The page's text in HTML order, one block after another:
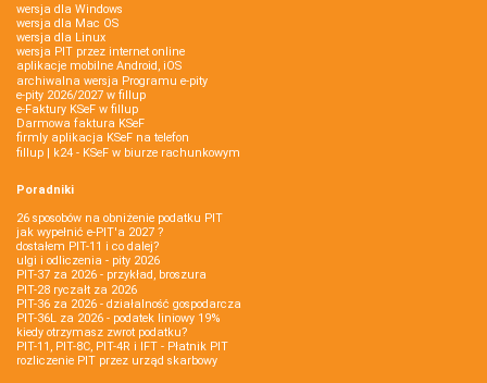
wersja dla Windows
wersja dla Mac OS
wersja dla Linux
wersja PIT przez internet online
aplikacje mobilne Android, iOS
archiwalna wersja Programu e-pity
e-pity 2026/2027 w fillup
e‑Faktury KSeF w fillup
Darmowa faktura KSeF
firmly aplikacja KSeF na telefon
fillup | k24 - KSeF w biurze rachunkowym
Poradniki
26 sposobów na obniżenie podatku PIT
jak wypełnić e-PIT'a 2027 ?
dostałem PIT-11 i co dalej?
ulgi i odliczenia - pity 2026
PIT-37 za 2026 - przykład, broszura
PIT-28 ryczałt za 2026
PIT-36 za 2026 - działalność gospodarcza
PIT-36L za 2026 - podatek liniowy 19%
kiedy otrzymasz zwrot podatku?
PIT-11, PIT-8C, PIT-4R i IFT - Płatnik PIT
rozliczenie PIT przez urząd skarbowy